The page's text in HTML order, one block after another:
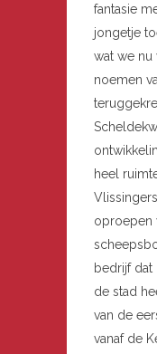
fantasie
jongetje
wat we nu
noemen
heel
oproepen
bedrijf
de stad
van de
vanaf de